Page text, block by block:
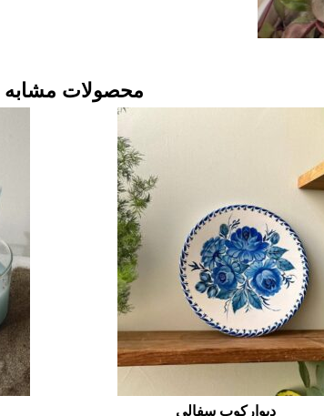
محصولات مشابه
دیوارکوب سفالی